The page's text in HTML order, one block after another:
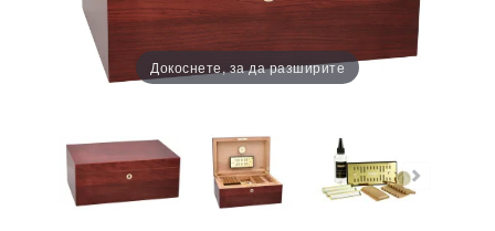
Докоснете, за да разширите